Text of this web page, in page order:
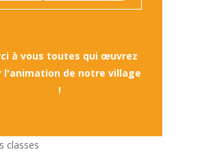
à vous toutes qui œuvrez
l'animation de notre village
!